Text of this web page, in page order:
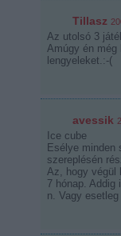
Tillasz
Az utolsó 3
Amúgy én még
lengyeleket.:-(
avessik
Ice cube
Esélye minden
szereplésén
Az, hogy végül
7 hónap.
n. Vagy